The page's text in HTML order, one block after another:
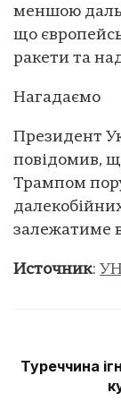
меншою
що
ракети та
Нагадаємо
Президент
повідомив,
Трампом
залежатиме
Источник:
Туреччина